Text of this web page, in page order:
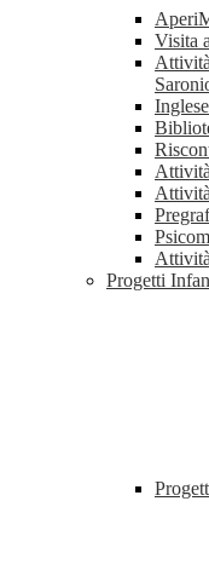
Visita
Inglese
Progetti